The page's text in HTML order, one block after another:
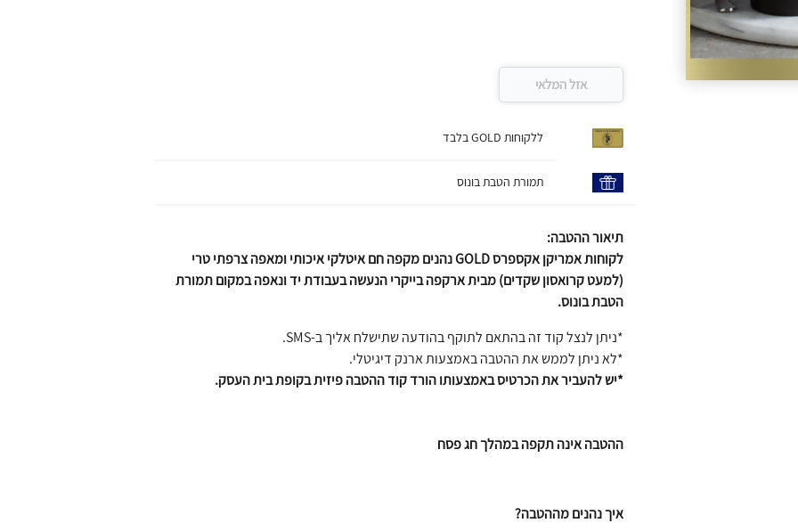
אזל המלאי
ללקוחות GOLD בלבד
תמורת הטבת בונוס
תיאור ההטבה:
לקוחות אמריקן אקספרס
נהנים מקפה חם איטלקי איכותי ומאפה צרפתי טרי
(למעט קרואסון שקדים) מבית ארקפה בייקרי הנעשה בעבודת יד ונאפה במקום תמורת
הטבת בונוס.
*ניתן לנצל קוד זה בהתאם לתוקף בהודעה שתישלח אליך ב-SMS.
*לא ניתן לממש את ההטבה באמצעות ארנק דיגיטלי.
*יש להעביר את הכרטיס באמצעותו הורד קוד ההטבה פיזית בקופת בית העסק.
ההטבה אינה תקפה במהלך חג פסח
איך נהנים מההטבה?